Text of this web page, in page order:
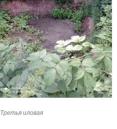
Третья иловая